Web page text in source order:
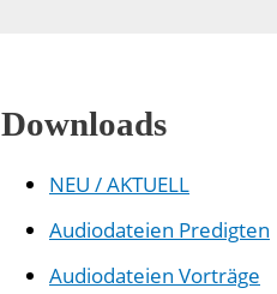
Downloads
NEU / AKTUELL
Audiodateien Predigten
Audiodateien Vorträge